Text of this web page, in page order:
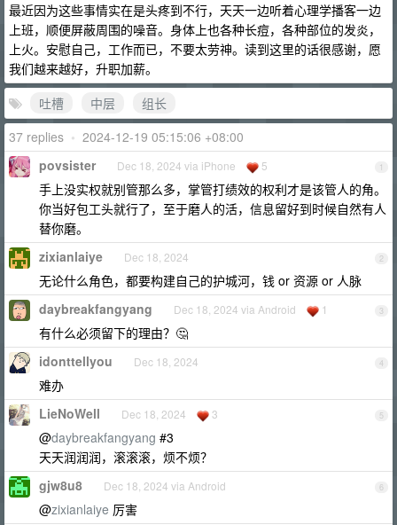
最近因为这些事情实在是头疼到不行，天天一边听着心理学播客一边
上班，顺便屏蔽周围的噪音。身体上也各种长痘，各种部位的发炎，
上火。安慰自己，工作而已，不要太劳神。读到这里的话很感谢，愿
我们越来越好，升职加薪。
吐槽
中层
组长
37 replies • 2024-12-19 05:15:06 +08:00
1
povsister Dec 18, 2024 via iPhone 5
手上没实权就别管那么多，掌管打绩效的权利才是该管人的角。
你当好包工头就行了，至于磨人的活，信息留好到时候自然有人
替你磨。
2
zixianlaiye Dec 18, 2024
无论什么角色，都要构建自己的护城河，钱 or 资源 or 人脉
3
daybreakfangyang Dec 18, 2024 via Android 1
有什么必须留下的理由？🤔
4
idonttellyou Dec 18, 2024
难办
5
LieNoWell Dec 18, 2024 3
@daybreakfangyang #3
天天润润润，滚滚滚，烦不烦？
6
gjw8u8 Dec 18, 2024 via Android
@zixianlaiye 厉害